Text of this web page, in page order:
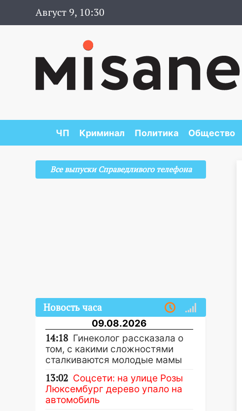
Август 9, 10:30
ЧП Криминал Политика Общество
Все выпуски Справедливого телефона
Новость часа
09.08.2026
14:18 Гинеколог рассказала о
том, с какими сложностями
сталкиваются молодые мамы
13:02 Соцсети: на улице Розы
Люксембург дерево упало на
автомобиль